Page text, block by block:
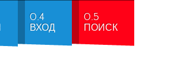
0.4
ВХОД
0.5
ПОИСК